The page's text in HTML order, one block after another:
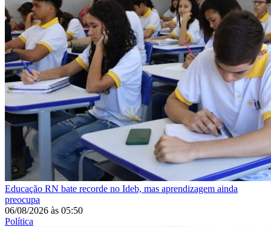
Educação RN bate recorde no Ideb, mas aprendizagem ainda
preocupa
06/08/2026 às 05:50
Política